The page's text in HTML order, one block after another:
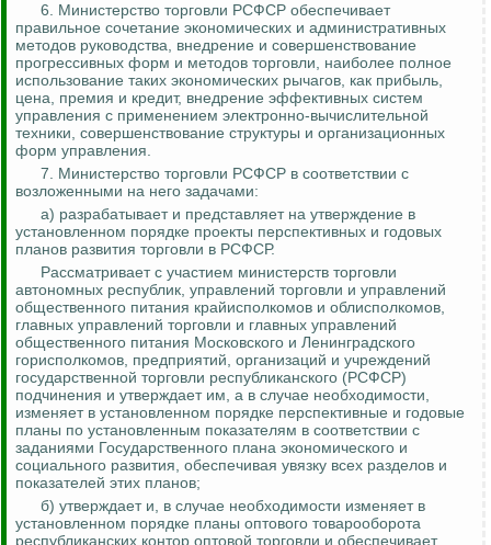
6. Министерство торговли РСФСР обеспечивает
правильное сочетание экономических и административных
методов руководства, внедрение и совершенствование
прогрессивных форм и методов торговли, наиболее полное
использование таких экономических рычагов, как прибыль,
цена, премия и кредит, внедрение эффективных систем
управления с применением электронно-вычислительной
техники, совершенствование структуры и организационных
форм управления.
7. Министерство торговли РСФСР в соответствии с
возложенными на него задачами:
а) разрабатывает и представляет на утверждение в
установленном порядке проекты перспективных и годовых
планов развития торговли в РСФСР.
Рассматривает с участием министерств торговли
автономных республик, управлений торговли и управлений
общественного питания крайисполкомов и облисполкомов,
главных управлений торговли и главных управлений
общественного питания Московского и Ленинградского
горисполкомов, предприятий, организаций и учреждений
государственной торговли республиканского (РСФСР)
подчинения и утверждает им, а в случае необходимости,
изменяет в установленном порядке перспективные и годовые
планы по установленным показателям в соответствии с
заданиями Государственного плана экономического и
социального развития, обеспечивая увязку всех разделов и
показателей этих планов;
б) утверждает и, в случае необходимости изменяет в
установленном порядке планы оптового товарооборота
республиканских контор оптовой торговли и обеспечивает